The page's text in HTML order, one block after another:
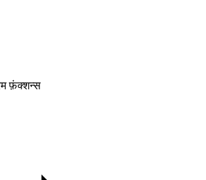
फ़ंक्शन्स